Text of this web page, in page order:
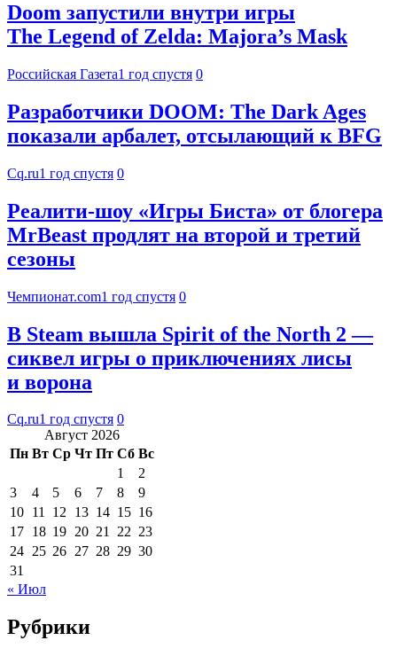
Doom запустили внутри игры
The Legend of Zelda: Majora’s Mask
Российская Газета1 год спустя 0
Разработчики DOOM: The Dark Ages
показали арбалет, отсылающий к BFG
Cq.ru1 год спустя 0
Реалити-шоу «Игры Биста» от блогера
MrBeast продлят на второй и третий
сезоны
Чемпионат.com1 год спустя 0
В Steam вышла Spirit of the North 2 —
сиквел игры о приключениях лисы
и ворона
Cq.ru1 год спустя 0
Август 2026
Пн Вт Ср Чт Пт Сб Вс
1
2
3
4 5 6 7 8
9
10 11 12 13 14 15 16
17 18 19 20 21 22 23
24 25 26 27 28 29 30
31
« Июл
Рубрики